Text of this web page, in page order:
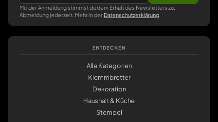
Mit der Anmeldung stimmst du dem Erhalt des Newsletters zu,
Abmeldung jederzeit. Mehr in der Datenschutzerklärung
ENTDECKEN
Alle Kategorien
Klemmbretter
Dekoration
Haushalt & Küche
Stempel